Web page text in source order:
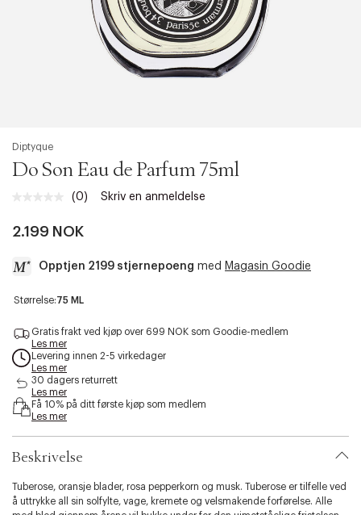
Diptyque
Do Son Eau de Parfum 75ml
Ingen
Samme
(0) Skriv en anmeldelse
2.199 NOK
Opptjen 2199 stjernepoeng med Magasin Goodie
a
c
s
b
i
t
.
v
Størrelse:75 ML
Gratis frakt ved kjøp over 699 NOK som Goodie-medlem
Les mer
Levering innen 2-5 virkedager
Les mer
30 dagers returrett
Les mer
Få 10% på ditt første kjøp som medlem
Les mer
Beskrivelse
Tuberose, oransje blader, rosa pepperkorn og musk. Tuberose er tilfelle ved
å uttrykke all sin solfylte, vage, kremete og velsmakende forførelse. Alle